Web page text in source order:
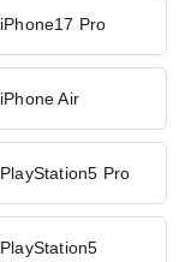
iPhone17 Pro
iPhone Air
PlayStation5 Pro
PlayStation5